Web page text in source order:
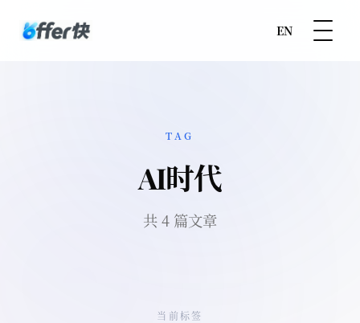
EN
TAG
AI时代
共 4 篇文章
当前标签